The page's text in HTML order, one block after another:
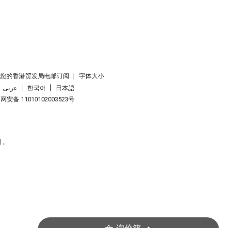
的香港贸发局电邮订阅
字体大小
عربى 한국어
日本語
安备 11010102003523号